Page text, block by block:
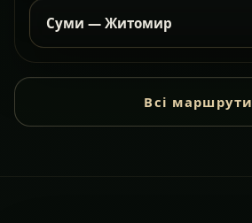
Суми — Житомир
Всі маршрути